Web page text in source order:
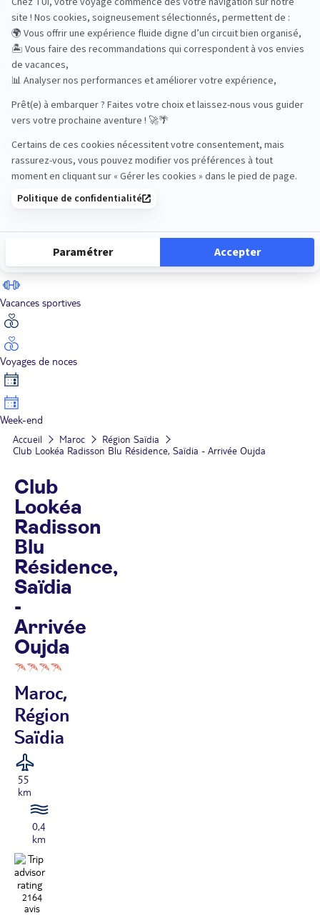
Road Trips
Safari
Sénior
Vacances sportives
Voyages de noces
Week-end
Accueil Maroc
Région Saïdia
Club Lookéa Radisson Blu Résidence, Saïdia - Arrivée Oujda
Club
Lookéa
Radisson
Blu
Résidence,
Saïdia
-
Arrivée
Oujda
Maroc,
Région
Saïdia
55
km
0,4
km
2164
avis